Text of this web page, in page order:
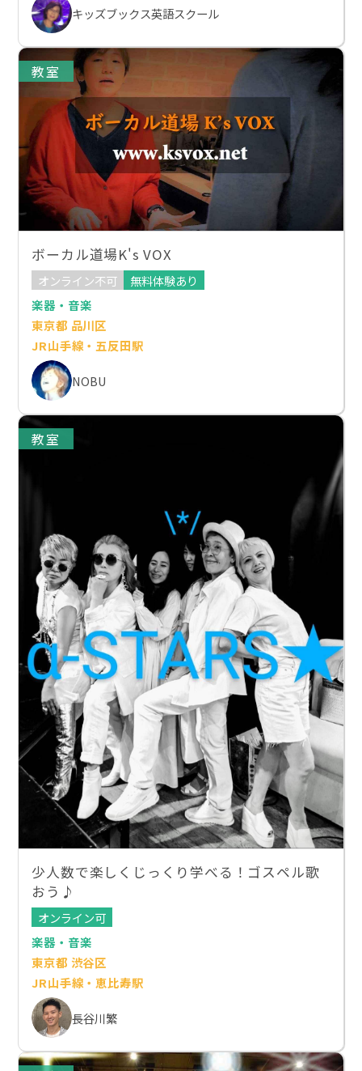
キッズブックス英語スクール
教室
ボーカル道場K's VOX
オンライン不可
無料体験あり
楽器・音楽
東京都 品川区
JR山手線・五反田駅
NOBU
教室
少人数で楽しくじっくり学べる！ゴスペル歌
おう♪
オンライン可
楽器・音楽
東京都 渋谷区
JR山手線・恵比寿駅
長谷川繁